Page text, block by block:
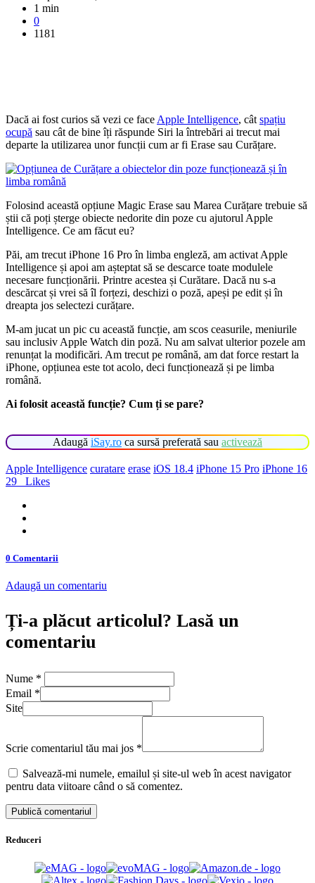
1 min
0
1181
Dacă ai fost curios să vezi ce face Apple Intelligence, cât spațiu
ocupă sau cât de bine îți răspunde Siri la întrebări ai trecut mai
departe la utilizarea unor funcții cum ar fi Erase sau Curățare.
Folosind această opțiune Magic Erase sau Marea Curățare trebuie să
știi că poți șterge obiecte nedorite din poze cu ajutorul Apple
Intelligence. Ce am făcut eu?
Păi, am trecut iPhone 16 Pro în limba engleză, am activat Apple
Intelligence și apoi am așteptat să se descarce toate modulele
necesare funcționării. Printre acestea și Curătare. Dacă nu s-a
descărcat și vrei să îl forțezi, deschizi o poză, apeși pe edit și în
dreapta jos selectezi curățare.
M-am jucat un pic cu această funcție, am scos ceasurile, meniurile
sau inclusiv Apple Watch din poză. Nu am salvat ulterior pozele am
renunțat la modificări. Am trecut pe română, am dat force restart la
iPhone, opțiunea este tot acolo, deci funcționează și pe limba
română.
Ai folosit această funcție? Cum ți se pare?
Adaugă iSay.ro ca sursă preferată sau activează
Apple Intelligence curatare erase iOS 18.4 iPhone 15 Pro iPhone 16
29
Likes
0 Comentarii
Adaugă un comentariu
Ți-a plăcut articolul? Lasă un
comentariu
Nume *
Email *
Site
Scrie comentariul tău mai jos *
Salvează-mi numele, emailul și site-ul web în acest navigator
pentru data viitoare când o să comentez.
Reduceri